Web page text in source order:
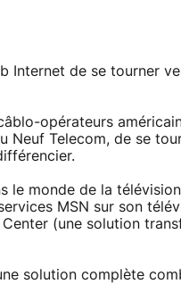
Internet de se tourner
opérateurs
Neuf Telecom, de se
le monde de la
MSN sur son
(une solution
solution complète